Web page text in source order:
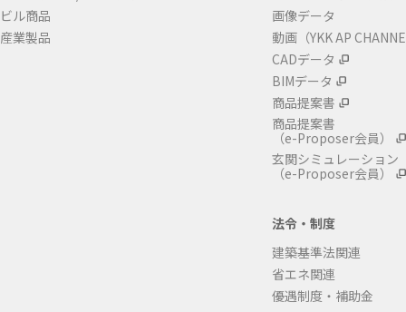
ビル商品
産業製品
画像データ
動画（YKK AP
CADデータ
BIMデータ
商品提案書
商品提案書
（e-Proposer会員）
玄関シミュレーション
（e-Proposer会員）
法令・制度
建築基準法関連
省エネ関連
優遇制度・補助金